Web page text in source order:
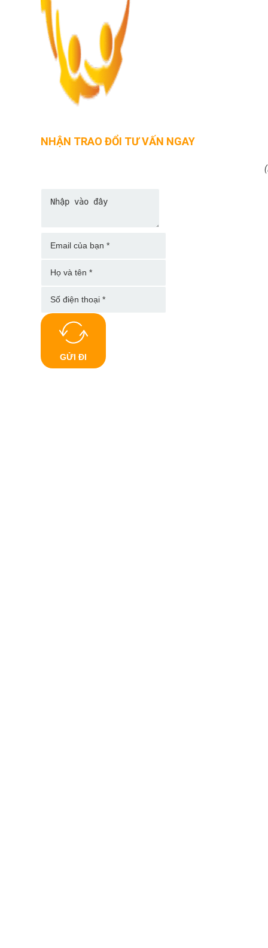
NHẬN TRAO ĐỔI TƯ VẤN NGAY
GỬI ĐI